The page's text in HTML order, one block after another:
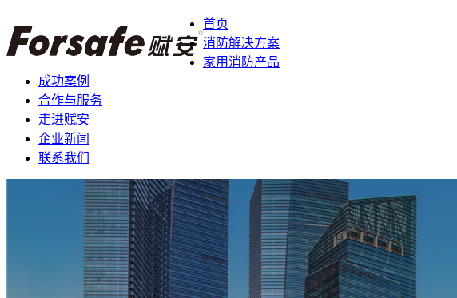
首页
消防解决方案
家用消防产品
成功案例
合作与服务
走进赋安
企业新闻
联系我们